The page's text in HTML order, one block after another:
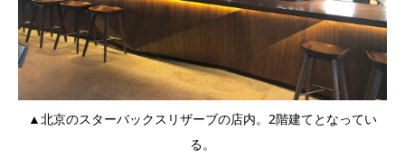
▲北京のスターバックスリザーブの店内。2階建てとなってい
る。